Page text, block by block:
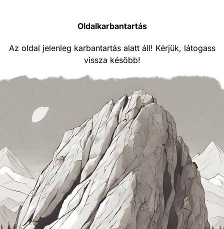
Oldalkarbantartás
Az oldal jelenleg karbantartás alatt áll! Kérjük, látogass
vissza később!